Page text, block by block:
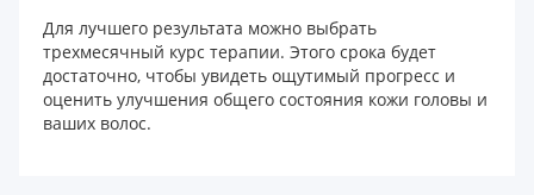
Для лучшего результата можно выбрать
трехмесячный курс терапии. Этого срока будет
достаточно, чтобы увидеть ощутимый прогресс и
оценить улучшения общего состояния кожи головы и
ваших волос.